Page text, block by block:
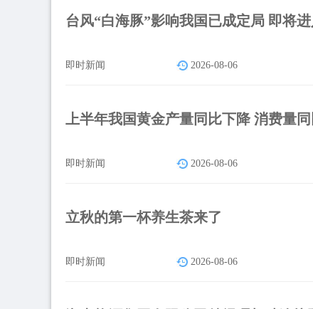
台风“白海豚”影响我国已成定局 即将
即时新闻 2026-08-06
上半年我国黄金产量同比下降 消费量
即时新闻 2026-08-06
立秋的第一杯养生茶来了
即时新闻 2026-08-06